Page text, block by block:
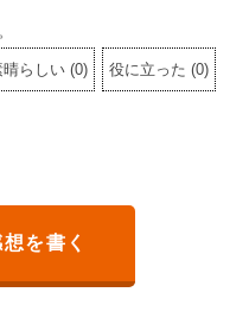
晴らしい (0) 役に立った (0)
を書く